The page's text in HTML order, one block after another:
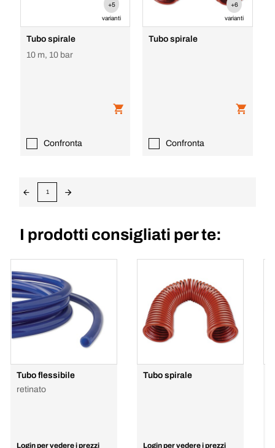
+5
varianti
Tubo spirale
10 m, 10 bar
Confronta
+6
varianti
Tubo spirale
Confronta
1
I prodotti consigliati per te:
Tubo flessibile
retinato
Login per vedere i prezzi
Tubo spirale
Login per vedere i prezzi